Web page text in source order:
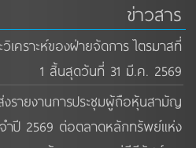
ข่าวสาร
เคราะห์ของฝ่ายจัดการ ไตรมาสที่
1 สิ้นสุดวันที่ 31 มี.ค. 2569
งรายงานการประชุมผู้ถือหุ้นสามัญ
ำปี 2569 ต่อตลาดหลักทรัพย์แห่ง